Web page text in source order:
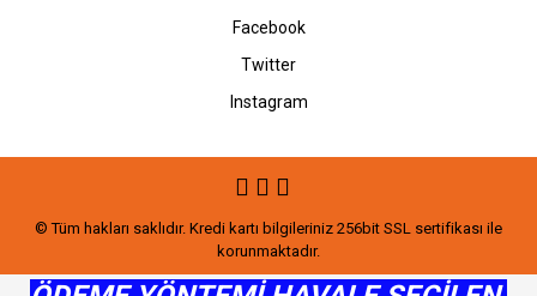
Facebook
Twitter
Instagram
© Tüm hakları saklıdır. Kredi kartı bilgileriniz 256bit SSL sertifikası ile
korunmaktadır.